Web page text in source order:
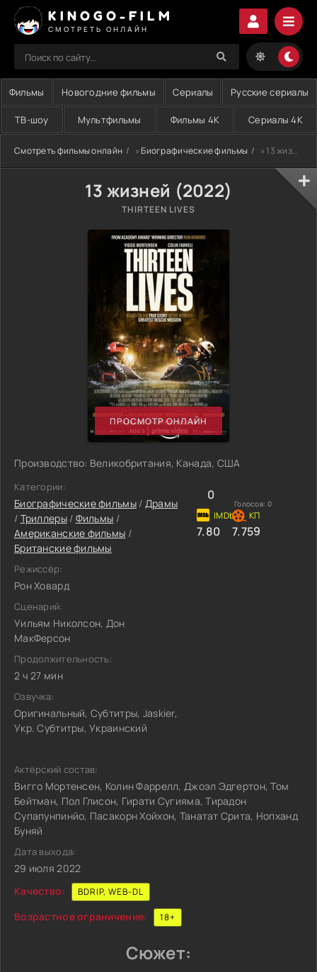
KINOGO-FILM
СМОТРЕТЬ ОНЛАЙН
Фильмы Новогодние фильмы Сериалы Русские сериалы
ТВ-шоу Мультфильмы Фильмы 4K Сериалы 4K
Смотреть фильмы онлайн »Биографические фильмы » 13 жизней (2022)
13 жизней (2022)
THIRTEEN LIVES
ПРОСМОТР ОНЛАЙН
Производство: Великобритания, Канада, США
Категории:
Биографические фильмы/ Драмы
/ Триллеры/ Фильмы /
Американские фильмы /
Британские фильмы
Режиссёр:
Рон Ховард
Сценарий:
Уильям Николсон, Дон
МакФерсон
Продолжительность:
2 ч 27 мин
Озвучка:
Оригинальный, Субтитры, Jaskier,
Укр. Субтитры, Украинский
0
Голосов: 0
7.80 7.759
Актёрский состав:
Вигго Мортенсен, Колин Фаррелл, Джоэл Эдгертон, Том
Бейтман, Пол Глисон, Гирати Сугияма, Тирадон
Супапунпинйо, Пасакорн Хойхон, Танатат Срита, Нопханд
Буняй
Дата выхода:
29 июля 2022
Качество:
BDRIP, WEB-DL
Возрастное ограничение: 18+
Сюжет: